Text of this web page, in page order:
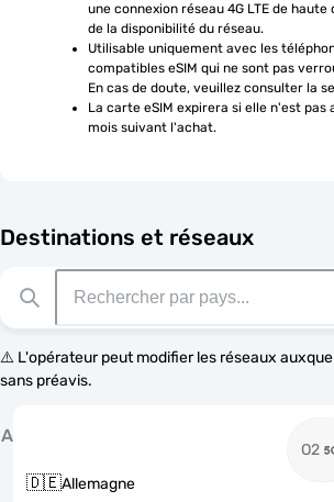
une connexion réseau 4G LTE de
de la disponibilité du réseau.
Utilisable uniquement avec les
compatibles eSIM qui ne sont pas
En cas de doute, veuillez consulter la
La carte eSIM expirera si elle n'est pas
mois suivant l'achat.
Destinations et réseaux
⚠️ L'opérateur peut modifier les réseaux
sans préavis.
A
🇩🇪Allemagne
O2